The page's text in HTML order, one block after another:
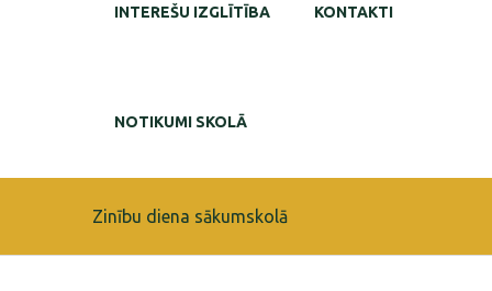
INTEREŠU IZGLĪTĪBA KONTAKTI
NOTIKUMI SKOLĀ
Zinību diena sākumskolā